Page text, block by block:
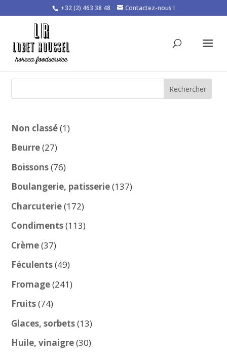
+32 (2) 463 38 48 Contactez-nous !
Rechercher
Non classé 11
Beurre 2727
produits
Boissons 7676
produits
Boulangerie, patisserie 137137
Charcuterie 172172
produits
Condiments 113113
Crème 3737
produits
Féculents 4949
produits
Fromage 241241
Fruits 7474
produits
Glaces, sorbets 1313
produits
Huile, vinaigre 3030